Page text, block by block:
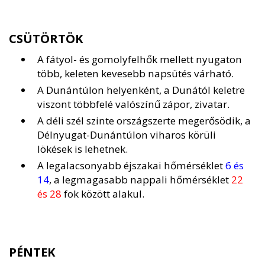
CSÜTÖRTÖK
A fátyol- és gomolyfelhők mellett nyugaton
több, keleten kevesebb napsütés várható.
A Dunántúlon helyenként, a Dunától keletre
viszont többfelé valószínű zápor, zivatar.
A déli szél szinte országszerte megerősödik, a
Délnyugat-Dunántúlon viharos körüli
lökések is lehetnek.
A legalacsonyabb éjszakai hőmérséklet6 és
14, a legmagasabb nappali hőmérséklet 22
és 28 fok között alakul.
PÉNTEK